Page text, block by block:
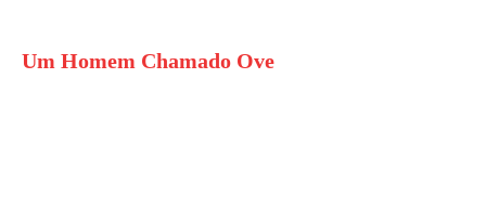
Um Homem Chamado Ove